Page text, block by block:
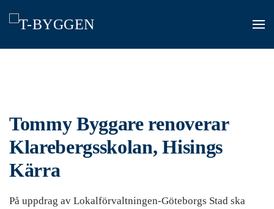
to
Tommy Byggare renoverar
Klarebergsskolan, Hisings
Kärra
På uppdrag av Lokalförvaltningen-Göteborgs Stad ska